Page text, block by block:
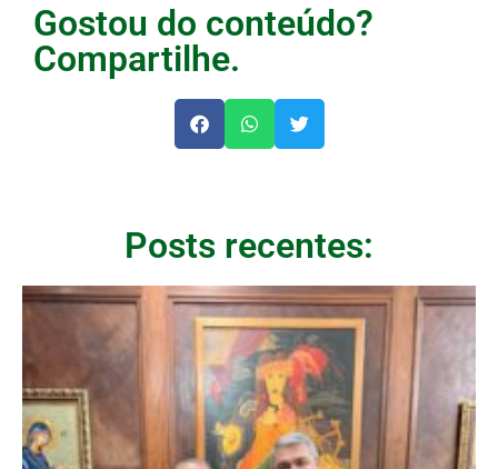
Gostou do conteúdo?
Compartilhe.
Posts recentes: